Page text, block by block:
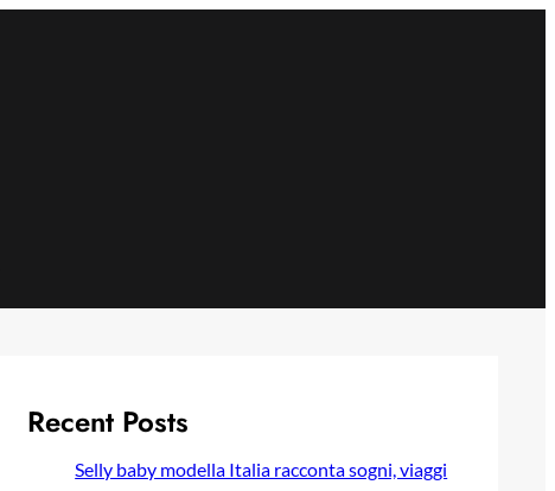
Recent Posts
Selly baby modella Italia racconta sogni, viaggi